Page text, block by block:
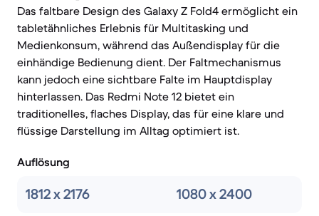
Das faltbare Design des Galaxy Z Fold4 ermöglicht ein
tabletähnliches Erlebnis für Multitasking und
Medienkonsum, während das Außendisplay für die
einhändige Bedienung dient. Der Faltmechanismus
kann jedoch eine sichtbare Falte im Hauptdisplay
hinterlassen. Das Redmi Note 12 bietet ein
traditionelles, flaches Display, das für eine klare und
flüssige Darstellung im Alltag optimiert ist.
Auflösung
1812 x 2176 1080 x 2400